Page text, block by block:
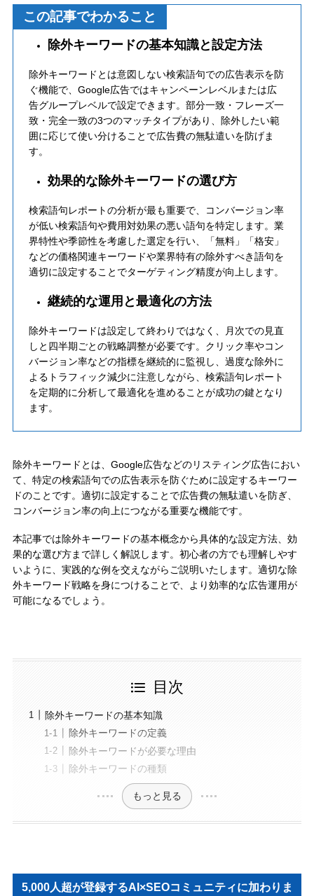
この記事でわかること
除外キーワードの基本知識と設定方法
除外キーワードとは意図しない検索語句での広告表示を防
ぐ機能で、Google広告ではキャンペーンレベルまたは広
告グループレベルで設定できます。部分一致・フレーズ一
致・完全一致の3つのマッチタイプがあり、除外したい範
囲に応じて使い分けることで広告費の無駄遣いを防げま
す。
効果的な除外キーワードの選び方
検索語句レポートの分析が最も重要で、コンバージョン率
が低い検索語句や費用対効果の悪い語句を特定します。業
界特性や季節性を考慮した選定を行い、「無料」「格安」
などの価格関連キーワードや業界特有の除外すべき語句を
適切に設定することでターゲティング精度が向上します。
継続的な運用と最適化の方法
除外キーワードは設定して終わりではなく、月次での見直
しと四半期ごとの戦略調整が必要です。クリック率やコン
バージョン率などの指標を継続的に監視し、過度な除外に
よるトラフィック減少に注意しながら、検索語句レポート
を定期的に分析して最適化を進めることが成功の鍵となり
ます。
除外キーワードとは、Google広告などのリスティング広告におい
て、特定の検索語句での広告表示を防ぐために設定するキーワー
ドのことです。適切に設定することで広告費の無駄遣いを防ぎ、
コンバージョン率の向上につながる重要な機能です。
本記事では除外キーワードの基本概念から具体的な設定方法、効
果的な選び方まで詳しく解説します。初心者の方でも理解しやす
いように、実践的な例を交えながらご説明いたします。適切な除
外キーワード戦略を身につけることで、より効率的な広告運用が
可能になるでしょう。
目次
除外キーワードの基本知識
除外キーワードの定義
除外キーワードが必要な理由
除外キーワードの種類
もっと見る
5,000人超が登録するAI×SEOコミュニティに加わりま